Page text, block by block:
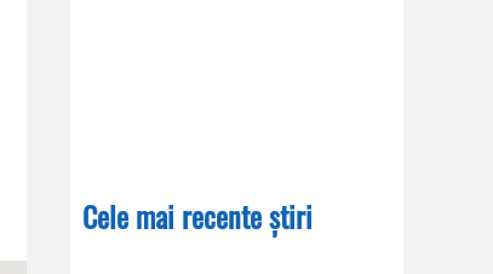
Cele mai recente știri